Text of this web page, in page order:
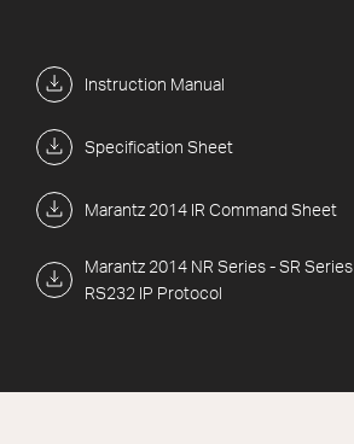
Instruction Manual
Specification Sheet
Marantz 2014 IR Command Sheet
Marantz 2014 NR Series - SR Series
RS232 IP Protocol